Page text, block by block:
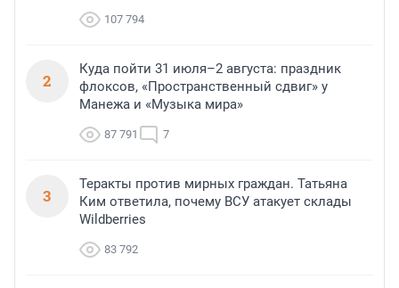
107 794
2
Куда пойти 31 июля–2 августа: праздник
флоксов, «Пространственный сдвиг» у
Манежа и «Музыка мира»
87 791 7
3
Теракты против мирных граждан. Татьяна
Ким ответила, почему ВСУ атакует склады
Wildberries
83 792